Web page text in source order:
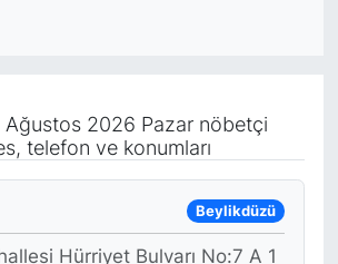
Ağustos 2026 Pazar nöbetçi
telefon ve konumları
Beylikdüzü
Hürriyet Bulvarı No:7 A 1
Durumu ve Fikstür
Haberleri